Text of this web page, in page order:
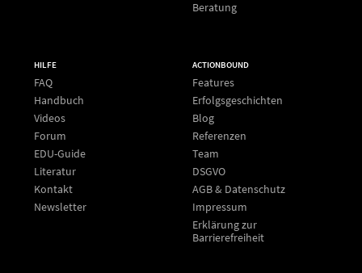
Beratung
HILFE
FAQ
Handbuch
Videos
Forum
EDU-Guide
Literatur
Kontakt
Newsletter
ACTIONBOUND
Features
Erfolgsgeschichten
Blog
Referenzen
Team
DSGVO
AGB & Datenschutz
Impressum
Erklärung zur
Barrierefreiheit